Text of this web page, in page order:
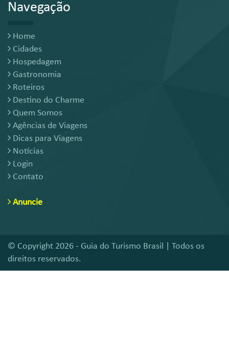
Navegação
Home
Cidades
Hospedagem
Gastronomia
Roteiros
Destino do Charme
Quem Somos
Agências de Viagens
Dicas para Viagens
Notícias
Login
Contato
Anuncie
© Copyright 2026 - Guia do Turismo Brasil | Todos os
direitos reservados.